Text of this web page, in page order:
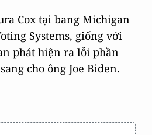
Cox tại bang Michigan
Systems, giống với
phát hiện ra lỗi phần
cho ông Joe Biden.